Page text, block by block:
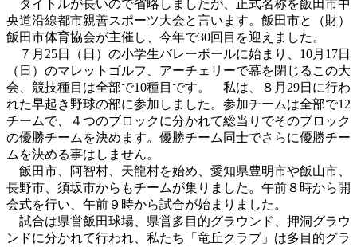
タイトルが長いので省略しましたが、正式名称を飯田市中
央道沿線都市親善スポーツ大会と言います。飯田市と（財）
飯田市体育協会が主催し、今年で30回目を迎えました。
７月25日（日）の小学生バレーボールに始まり、10月17日
（日）のマレットゴルフ、アーチェリーで幕を閉じるこの大
会、競技種目は全部で10種目です。 私は、８月29日に行わ
れた早起き野球の部に参加しました。参加チームは全部で12
チームで、４つのブロックに分かれて総当りでそのブロック
の優勝チームを決めます。優勝チーム同士でさらに優勝チー
ムを決める事はしません。
飯田市、阿智村、天龍村を始め、愛知県豊明市や飯山市、
長野市、須坂市からもチームが集りました。午前８時から開
会式を行い、午前９時から試合が始まりました。
試合は県営飯田球場、県営多目的グラウンド、押洞グラウ
ンドに分かれて行われ、私たち「竜丘クラブ」は多目的グラ